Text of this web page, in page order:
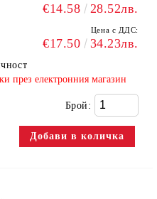
€14.58 28.52лв.
Цена с ДДС:
€17.50 34.23лв.
през електронния магазин
Брой: